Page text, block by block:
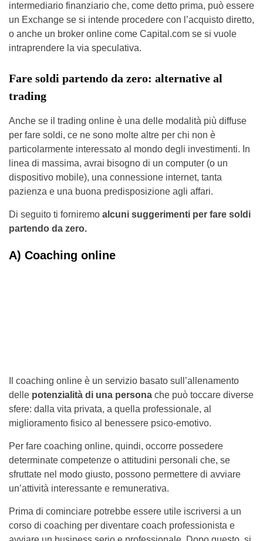
intermediario finanziario che, come detto prima, può essere
un Exchange se si intende procedere con l’acquisto diretto,
o anche un broker online come Capital.com se si vuole
intraprendere la via speculativa.
Fare soldi partendo da zero: alternative al
trading
Anche se il trading online è una delle modalità più diffuse
per fare soldi, ce ne sono molte altre per chi non è
particolarmente interessato al mondo degli investimenti. In
linea di massima, avrai bisogno di un computer (o un
dispositivo mobile), una connessione internet, tanta
pazienza e una buona predisposizione agli affari.
Di seguito ti forniremo alcuni suggerimenti per fare soldi
partendo da zero.
A) Coaching online
Il coaching online è un servizio basato sull’allenamento
delle potenzialità di una persona che può toccare diverse
sfere: dalla vita privata, a quella professionale, al
miglioramento fisico al benessere psico-emotivo.
Per fare coaching online, quindi, occorre possedere
determinate competenze o attitudini personali che, se
sfruttate nel modo giusto, possono permettere di avviare
un’attività interessante e remunerativa.
Prima di cominciare potrebbe essere utile iscriversi a un
corso di coaching per diventare coach professionista e